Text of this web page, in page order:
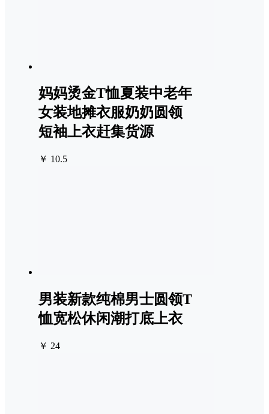
妈妈烫金T恤夏装中老年
女装地摊衣服奶奶圆领
短袖上衣赶集货源
￥ 10.5
男装新款纯棉男士圆领T
恤宽松休闲潮打底上衣
￥ 24